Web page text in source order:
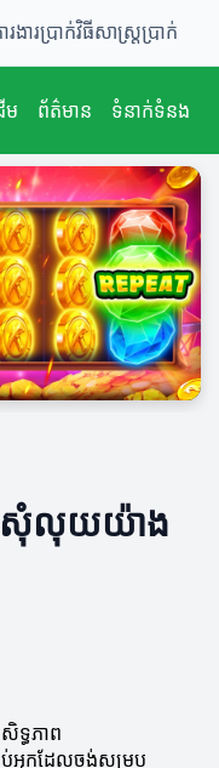
រងារប្រាក់វិធីសាស្ត្រប្រាក់
ម ព័ត៌មាន ទំនាក់ទំនង
នើសុំលុយយ៉ាង
ទ្ធភាព
អ្នកដែលចង់សម្រប